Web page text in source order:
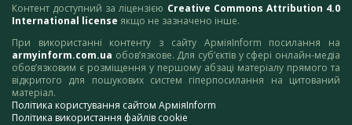
Контент доступний за ліцензією Creative Commons Attribution 4.0
International license якщо не зазначено інше.
При використанні контенту з сайту АрміяInform посилання на
armyinform.com.ua обов’язкове. Для суб’єктів у сфері онлайн-медіа
обов’язковим є розміщення у першому абзаці матеріалу прямого та
відкритого для пошукових систем гіперпосилання на цитований
матеріал.
Політика користування сайтом АрміяInform
Політика використання файлів cookie